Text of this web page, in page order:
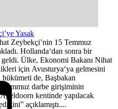
Yasak
Zeybekçi’nin 15 Temmuz
Hollanda‘dan sonra bir
Ülke, Ekonomi Bakanı Nihat
için Avusturya‘ya gelmesini
de, Başbakan
Temmuz darbe girişiminin
kentinde yapılacak
açıklamıştı....